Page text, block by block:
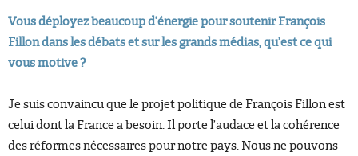
Vous déployez beaucoup d’énergie pour soutenir François
Fillon dans les débats et sur les grands médias, qu’est ce qui
vous motive ?
Je suis convaincu que le projet politique de François Fillon est
celui dont la France a besoin. Il porte l’audace et la cohérence
des réformes nécessaires pour notre pays. Nous ne pouvons